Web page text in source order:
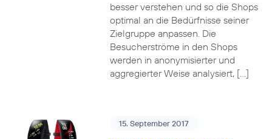
besser verstehen und so die Shops
optimal an die Bedürfnisse seiner
Zielgruppe anpassen. Die
Besucherströme in den Shops
werden in anonymisierter und
aggregierter Weise analysiert, […]
15. September 2017